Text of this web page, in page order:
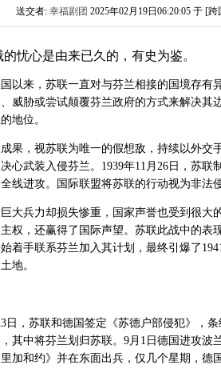
送交者: 幸福剧团 2025年02月19日06:20:05 于 [
忧心是由来已久的，有史为鉴。
以来，苏联一直对与芬兰相接的国境存有
威胁或尝试颠覆芬兰政府的方式来解决其
地位。
果，视苏联为唯一的假想敌，持续以外交
心武装入侵芬兰。1939年11月26日，苏联
线进攻。国际联盟将苏联的行动视为非法
大兵力却损失惨重，国家声誉也受到很大
权，还赢得了国际声望。苏联此战中的表
着手联系芬兰加入其计划，最终引爆了
地。
日，苏联和德国签定《苏德户部侵犯》，条
其中将芬兰划归苏联。9月1日德国进攻波
加和约》并在东面出兵，仅几个星期，德